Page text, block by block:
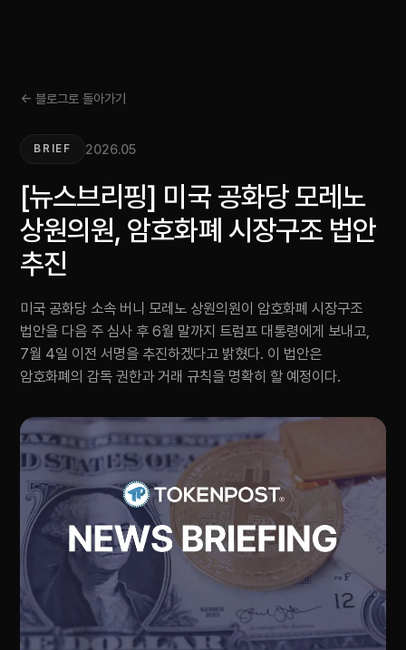
← 블로그로 돌아가기
BRIEF 2026.05
[뉴스브리핑] 미국 공화당 모레노
상원의원, 암호화폐 시장구조 법안
추진
미국 공화당 소속 버니 모레노 상원의원이 암호화폐 시장구조
법안을 다음 주 심사 후 6월 말까지 트럼프 대통령에게 보내고,
7월 4일 이전 서명을 추진하겠다고 밝혔다. 이 법안은
암호화폐의 감독 권한과 거래 규칙을 명확히 할 예정이다.